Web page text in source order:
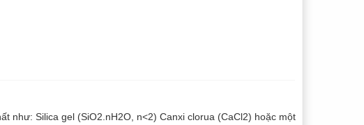
như: Silica gel (SiO2.nH2O, n<2) Canxi clorua (CaCl2) hoặc một